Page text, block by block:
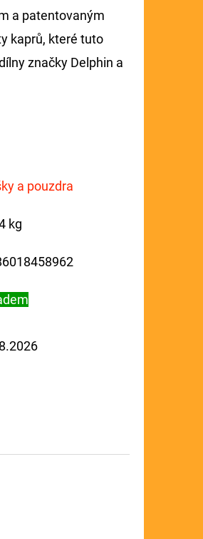
a patentovaným
kaprů, které tuto
značky Delphin a
a pouzdra
kg